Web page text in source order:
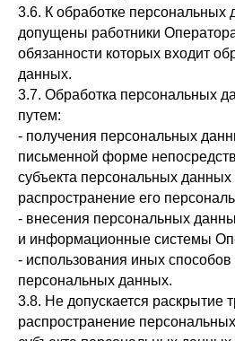
3.6. К обработке персональных
допущены работники
обязанности которых входит
данных.
3.7. Обработка персональных
путем:
- получения персональных
письменной форме
субъекта персональных данных
распространение его
- внесения персональных
и информационные системы
- использования иных способов
персональных данных.
3.8. Не допускается раскрытие
распространение